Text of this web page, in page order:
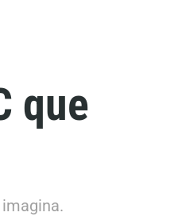
que